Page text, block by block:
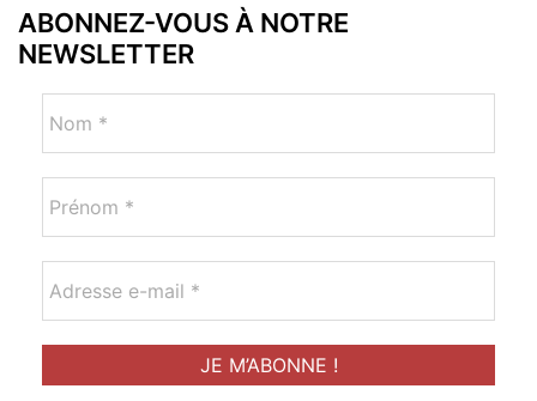
ABONNEZ-VOUS À NOTRE
NEWSLETTER